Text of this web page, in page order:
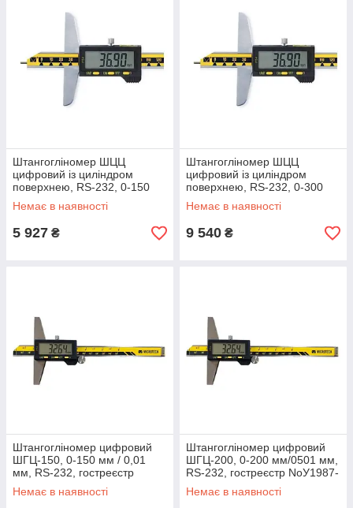
Штангогліномер ШЦЦ
цифровий із циліндром
поверхнею, RS-232, 0-150
мм / 0,01 мм держреєстр
NoУ1987-95, Україна
Немає в наявності
5 927 ₴
Штангогліномер ШЦЦ
цифровий із циліндром
поверхнею, RS-232, 0-300
мм/0501 мм Гостреєстр
NoУ1987-95, Україна
Немає в наявності
9 540 ₴
Штангогліномер цифровий
ШГЦ-150, 0-150 мм / 0,01
мм, RS-232, гостреєстр
NoУ1987-95, Україна
Немає в наявності
Штангогліномер цифровий
ШГЦ-200, 0-200 мм/0501 мм,
RS-232, гостреєстр NoУ1987-
95, Україна
Немає в наявності